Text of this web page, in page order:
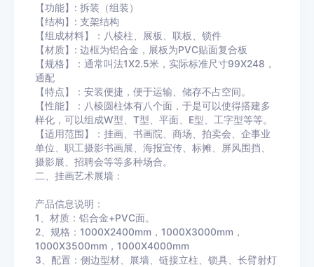
【功能】: 拆装（组装）
【结构】: 支架结构
【组成材料】：八棱柱、展板、联板、锁件
【材质】: 边框为铝合金，展板为PVC贴面复合板
【规格】：通常叫法1X2.5米，实际标准尺寸99X248，
通配
【特点】：安装便捷，便于运输、储存不占空间。
【性能】：八棱圆柱体有八个面，于是可以使得搭建多
样化，可以组成W型、T型、平面、E型、工字型等等。
【适用范围】：挂画、书画院、商场、拍卖会、企事业
单位、职工摄影书画展、海报宣传、标摊、屏风围挡、
摄影展、招聘会等等多种场合。
二、挂画艺术展墙：
产品信息说明：
1、材质：铝合金+PVC面。
2、规格：1000X2400mm，1000X3000mm，
1000X3500mm，1000X4000mm
3、配置：侧边型材、展墙、链接立柱、锁具、长臂射灯